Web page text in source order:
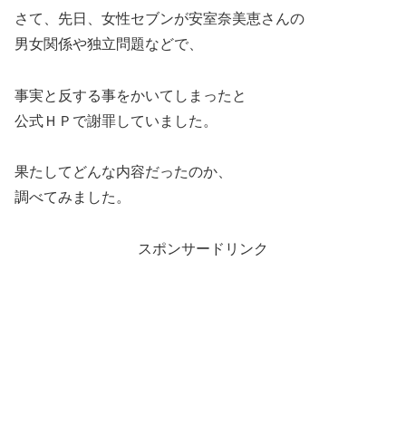
さて、先日、女性セブンが安室奈美恵さんの
男女関係や独立問題などで、
事実と反する事をかいてしまったと
公式ＨＰで謝罪していました。
果たしてどんな内容だったのか、
調べてみました。
スポンサードリンク